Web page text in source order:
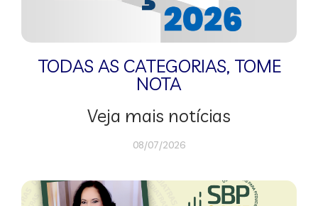
TODAS AS CATEGORIAS, TOME
NOTA
Veja mais notícias
08/07/2026